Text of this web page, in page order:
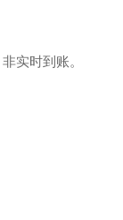
实时到账。